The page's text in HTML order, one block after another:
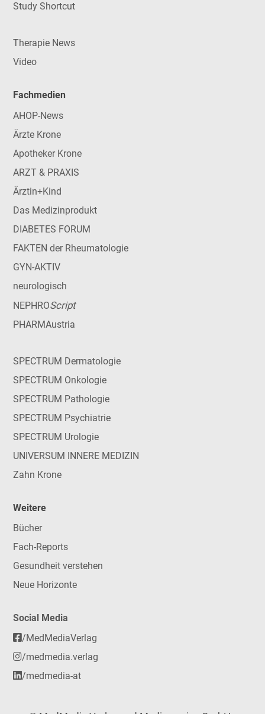
Study Shortcut
Therapie News
Video
Fachmedien
AHOP-News
Ärzte Krone
Apotheker Krone
ARZT & PRAXIS
Ärztin+Kind
Das Medizinprodukt
DIABETES FORUM
FAKTEN der Rheumatologie
GYN-AKTIV
neurologisch
NEPHROScript
PHARMAustria
SPECTRUM Dermatologie
SPECTRUM Onkologie
SPECTRUM Pathologie
SPECTRUM Psychiatrie
SPECTRUM Urologie
UNIVERSUM INNERE MEDIZIN
Zahn Krone
Weitere
Bücher
Fach-Reports
Gesundheit verstehen
Neue Horizonte
Social Media
/MedMediaVerlag
/medmedia.verlag
/medmedia-at